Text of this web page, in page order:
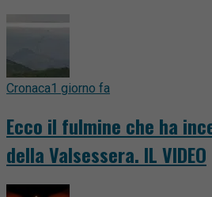
Cronaca1 giorno fa
Ecco il fulmine che ha
della Valsessera. IL VIDEO